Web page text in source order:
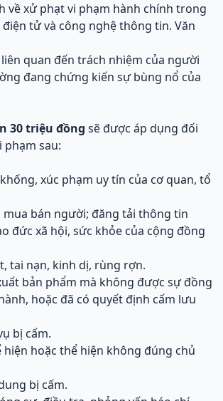
về xử phạt vi phạm hành chính trong
tử và công nghệ thông tin. Văn
quan đến trách nhiệm của người
đang chứng kiến sự bùng nổ của
30 triệu đồng sẽ được áp dụng đối
sau:
xúc phạm uy tín của cơ quan, tổ
mua bán người; đăng tải thông tin
đức xã hội, sức khỏe của cộng đồng
tai nạn, kinh dị, rùng rợn.
bản phẩm mà không được sự đồng
hoặc đã có quyết định cấm lưu
bị cấm.
hoặc thể hiện không đúng chủ
bị cấm.